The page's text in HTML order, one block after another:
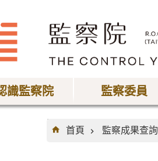
識監察院 監察委員
:::
首頁
監察成果查詢